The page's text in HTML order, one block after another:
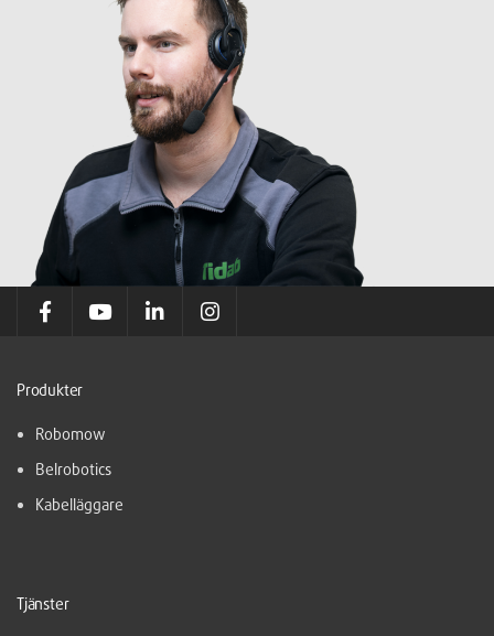
Produkter
Robomow
Belrobotics
Kabelläggare
Tjänster